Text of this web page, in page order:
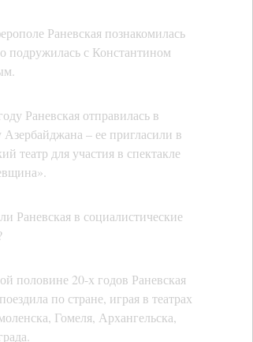
Раневская познакомилась
подружилась с Константином
Раневская отправилась в
Азербайджана – ее пригласили в
театр для участия в спектакле
Раневская в социалистические
половине 20-х годов Раневская
по стране, играя в театрах
Гомеля, Архангельска,